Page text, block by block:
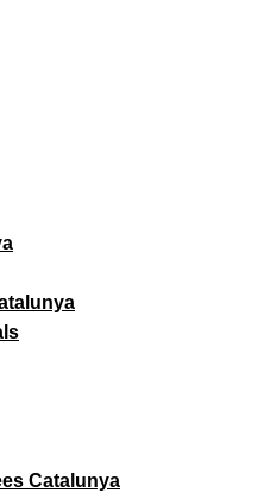
Catalunya